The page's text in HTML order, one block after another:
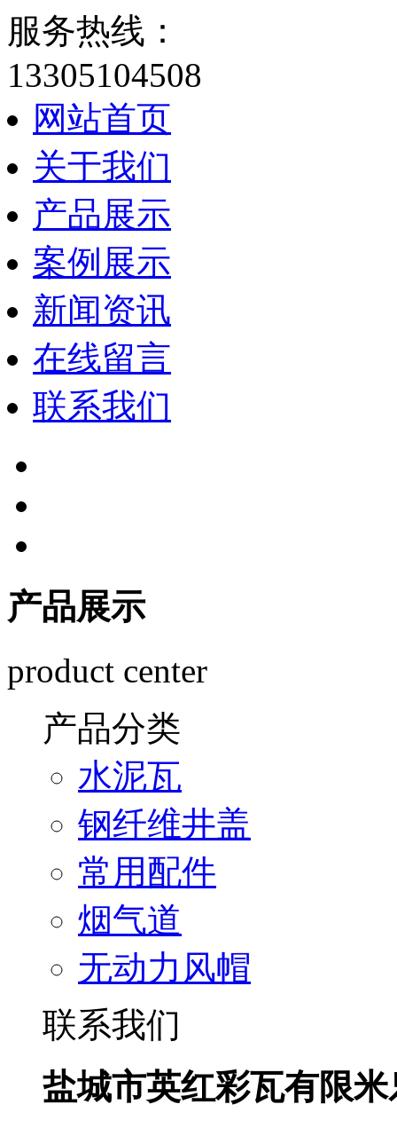
服务热线：
13305104508
网站首页
关于我们
产品展示
案例展示
新闻资讯
在线留言
联系我们
产品展示
product center
产品分类
水泥瓦
钢纤维井盖
常用配件
烟气道
无动力风帽
联系我们
盐城市英红彩瓦有限